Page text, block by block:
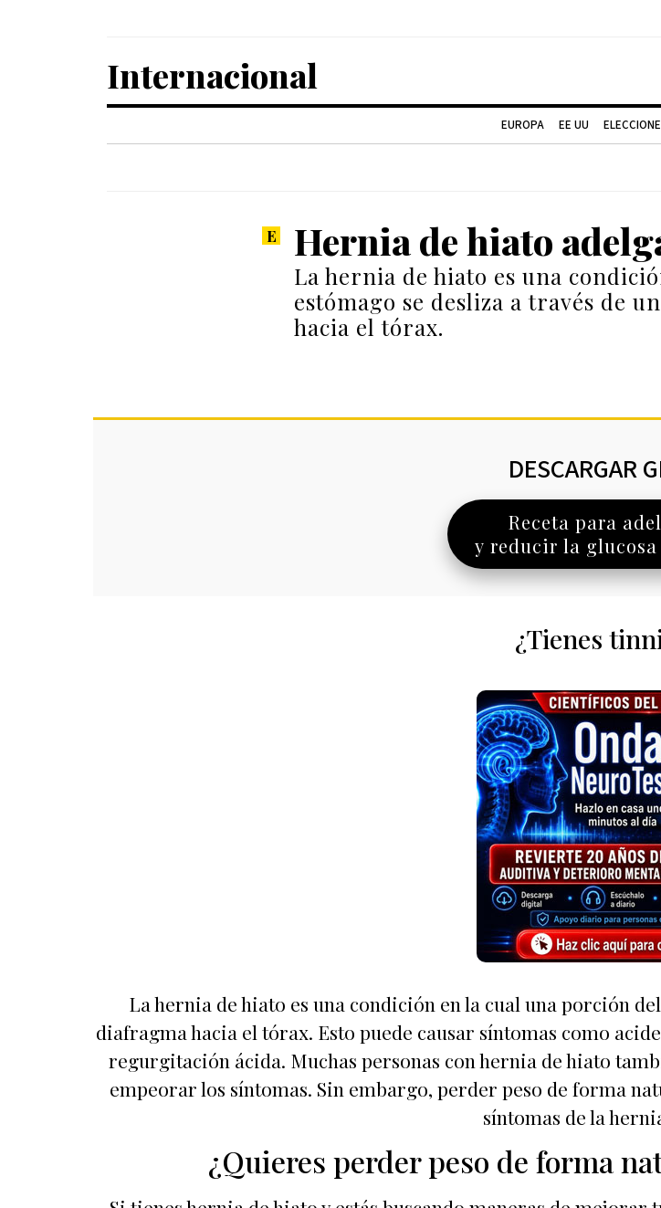
Internacional
EUROPA EE UU
Hernia de hiato
La hernia de hiato es una
estómago se desliza a través de
hacia el tórax.
DESCARGAR
Receta para
y reducir la glucosa
¿Tienes
La hernia de hiato es una condición en la cual una porción
diafragma hacia el tórax. Esto puede causar síntomas como
regurgitación ácida. Muchas personas con hernia de hiato
empeorar los síntomas. Sin embargo, perder peso de forma
síntomas de la
¿Quieres perder peso de forma